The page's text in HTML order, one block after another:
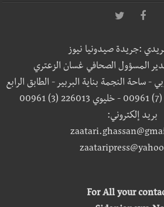
:جريدة صيدونيا نيوز
المسؤول الصحافي غسان الزعتري
- ساحة النجمة بناية البربير - الطابق الرابع
بريد إلكتروني:
For All your